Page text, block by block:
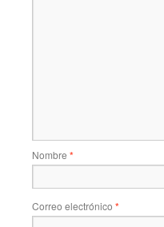
Nombre *
Correo electrónico *